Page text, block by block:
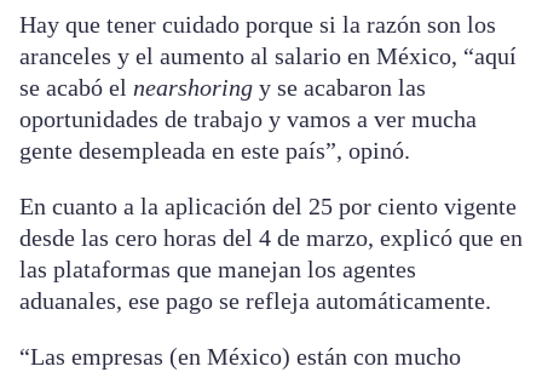
Hay que tener cuidado porque si la razón son los
aranceles y el aumento al salario en México, “aquí
se acabó el nearshoring y se acabaron las
oportunidades de trabajo y vamos a ver mucha
gente desempleada en este país”, opinó.
En cuanto a la aplicación del 25 por ciento vigente
desde las cero horas del 4 de marzo, explicó que en
las plataformas que manejan los agentes
aduanales, ese pago se refleja automáticamente.
“Las empresas (en México) están con mucho